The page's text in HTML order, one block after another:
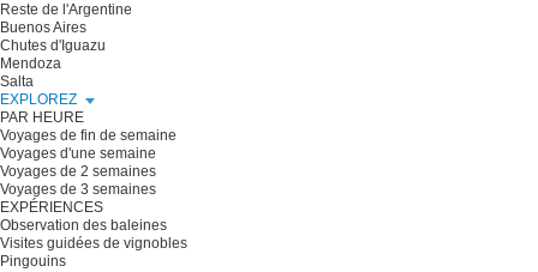
Reste de l'Argentine
Buenos Aires
Chutes d'Iguazu
Mendoza
Salta
EXPLOREZ
PAR HEURE
Voyages de fin de semaine
Voyages d'une semaine
Voyages de 2 semaines
Voyages de 3 semaines
EXPÉRIENCES
Observation des baleines
Visites guidées de vignobles
Pingouins